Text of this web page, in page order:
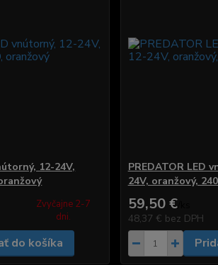
12-24V,
Zvyčajne 2-7
dni.
do košíka
PREDATOR LED
24V, oranžový,
59,50 €/
48,37 € bez DPH